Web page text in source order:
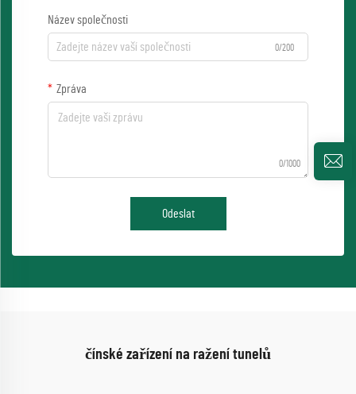
Název společnosti
0/200
Zpráva
0/1000
Odeslat
čínské zařízení na ražení tunelů